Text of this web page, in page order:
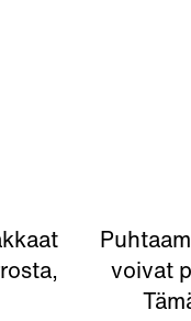
voivat